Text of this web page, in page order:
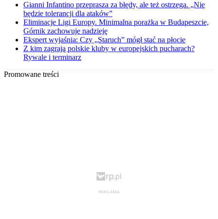
Gianni Infantino przeprasza za błędy, ale też ostrzega. „Nie
będzie tolerancji dla ataków”
Eliminacje Ligi Europy. Minimalna porażka w Budapeszcie,
Górnik zachowuje nadzieję
Ekspert wyjaśnia: Czy „Staruch” mógł stać na płocie
Z kim zagrają polskie kluby w europejskich pucharach?
Rywale i terminarz
Promowane treści